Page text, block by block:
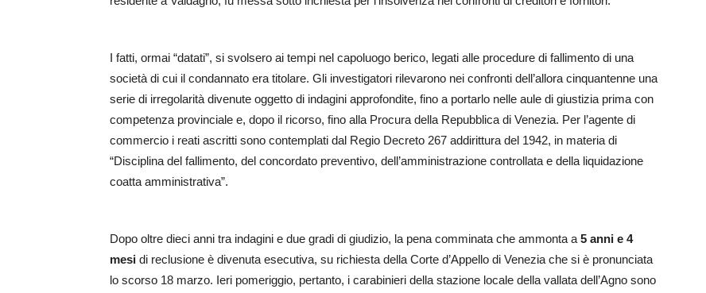
I fatti, ormai “datati”, si svolsero ai tempi nel capoluogo berico, legati alle procedure di fallimento di una
società di cui il condannato era titolare. Gli investigatori rilevarono nei confronti dell’allora cinquantenne una
serie di irregolarità divenute oggetto di indagini approfondite, fino a portarlo nelle aule di giustizia prima con
competenza provinciale e, dopo il ricorso, fino alla Procura della Repubblica di Venezia. Per l’agente di
commercio i reati ascritti sono contemplati dal Regio Decreto 267 addirittura del 1942, in materia di
“Disciplina del fallimento, del concordato preventivo, dell’amministrazione controllata e della liquidazione
coatta amministrativa”.
Dopo oltre dieci anni tra indagini e due gradi di giudizio, la pena comminata che ammonta a 5 anni e 4
mesi di reclusione è divenuta esecutiva, su richiesta della Corte d’Appello di Venezia che si è pronunciata
lo scorso 18 marzo. Ieri pomeriggio, pertanto, i carabinieri della stazione locale della vallata dell’Agno sono